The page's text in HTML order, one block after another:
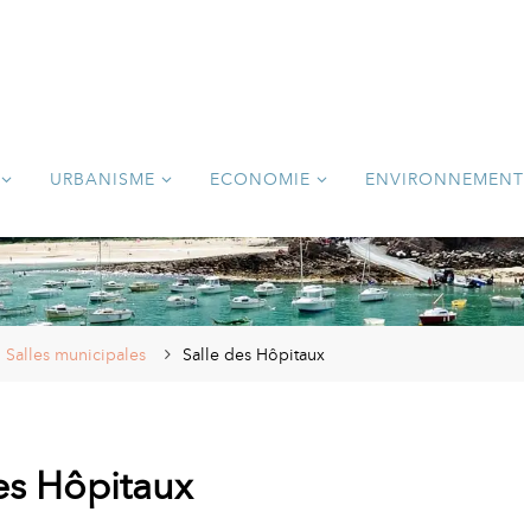
URBANISME ECONOMIE ENVIRONNEMENT
Salles municipales Salle des Hôpitaux
Hôpitaux